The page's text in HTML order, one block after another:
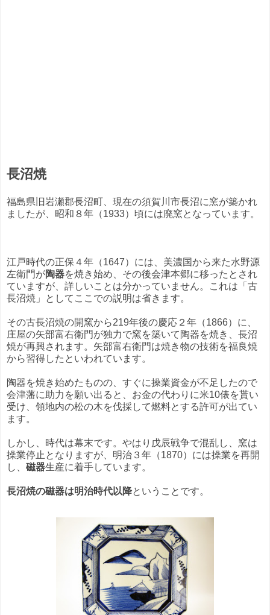
長沼焼
福島県旧岩瀬郡長沼町、現在の須賀川市長沼に窯が築かれ
ましたが、昭和８年（1933）頃には廃窯となっています。
江戸時代の正保４年（1647）には、美濃国から来た水野源
左衛門が陶器を焼き始め、その後会津本郷に移ったとされ
ていますが、詳しいことは分かっていません。これは「古
長沼焼」としてここでの説明は省きます。
その古長沼焼の開窯から219年後の慶応２年（1866）に、
庄屋の矢部富右衛門が独力で窯を築いて陶器を焼き、長沼
焼が再興されます。矢部富右衛門は焼き物の技術を福良焼
から習得したといわれています。
陶器を焼き始めたものの、すぐに操業資金が不足したので
会津藩に助力を願い出ると、お金の代わりに米10俵を貰い
受け、領地内の松の木を伐採して燃料とする許可が出てい
ます。
しかし、時代は幕末です。やはり戊辰戦争で混乱し、窯は
操業停止となりますが、明治３年（1870）には操業を再開
し、 磁器生産に着手しています。
長沼焼の磁器は明治時代以降ということです。